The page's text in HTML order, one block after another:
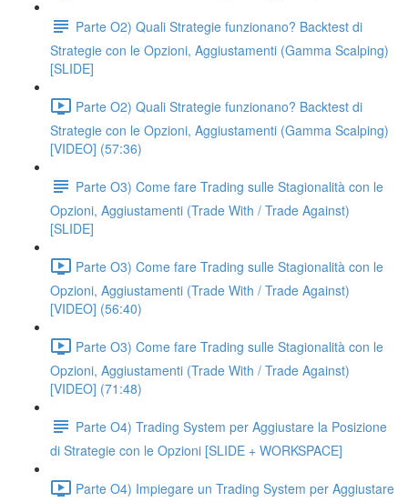
Parte O2) Quali Strategie funzionano? Backtest di
Strategie con le Opzioni, Aggiustamenti (Gamma Scalping)
[SLIDE]
Parte O2) Quali Strategie funzionano? Backtest di
Strategie con le Opzioni, Aggiustamenti (Gamma Scalping)
[VIDEO] (57:36)
Parte O3) Come fare Trading sulle Stagionalità con le
Opzioni, Aggiustamenti (Trade With / Trade Against)
[SLIDE]
Parte O3) Come fare Trading sulle Stagionalità con le
Opzioni, Aggiustamenti (Trade With / Trade Against)
[VIDEO] (56:40)
Parte O3) Come fare Trading sulle Stagionalità con le
Opzioni, Aggiustamenti (Trade With / Trade Against)
[VIDEO] (71:48)
Parte O4) Trading System per Aggiustare la Posizione
di Strategie con le Opzioni [SLIDE + WORKSPACE]
Parte O4) Impiegare un Trading System per Aggiustare